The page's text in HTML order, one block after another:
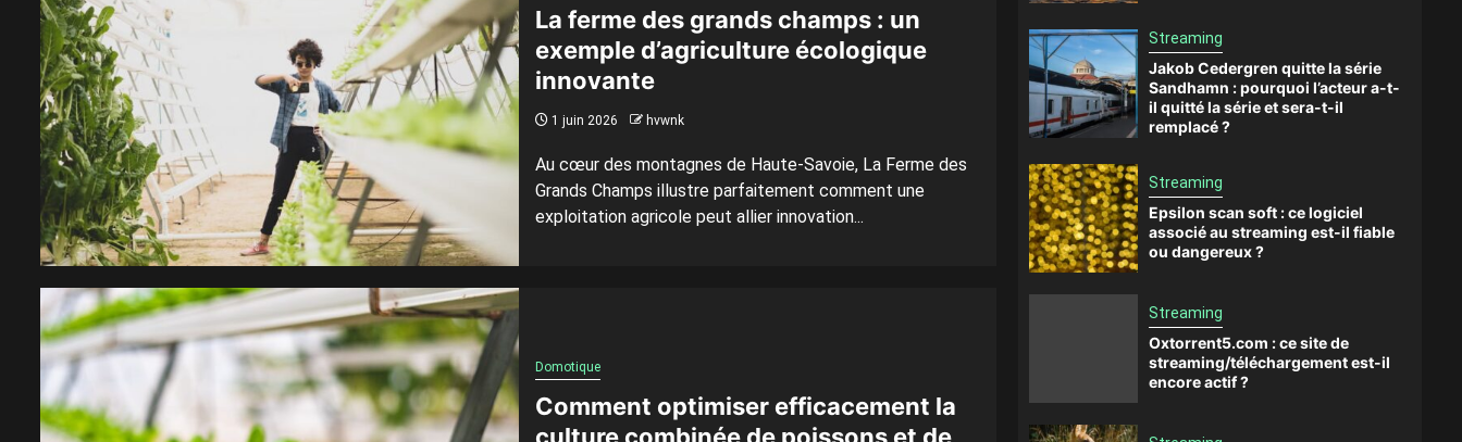
La ferme des grands champs : un
exemple d’agriculture écologique
innovante
1 juin 2026 hvwnk
Au cœur des montagnes de Haute-Savoie, La Ferme des
Grands Champs illustre parfaitement comment une
exploitation agricole peut allier innovation...
Domotique
Comment optimiser efficacement la
culture combinée de poissons et de
Streaming
Jakob Cedergren quitte la série
Sandhamn : pourquoi l’acteur a-t-
il quitté la série et sera-t-il
remplacé ?
Streaming
Epsilon scan soft : ce logiciel
associé au streaming est-il fiable
ou dangereux ?
Streaming
Oxtorrent5.com : ce site de
streaming/téléchargement est-il
encore actif ?